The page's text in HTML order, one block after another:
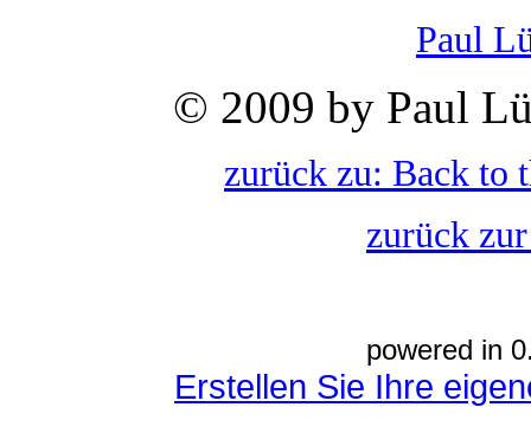
Paul
© 2009 by Paul
zurück zu: Back to
zurück
powered in
Erstellen Sie Ihre